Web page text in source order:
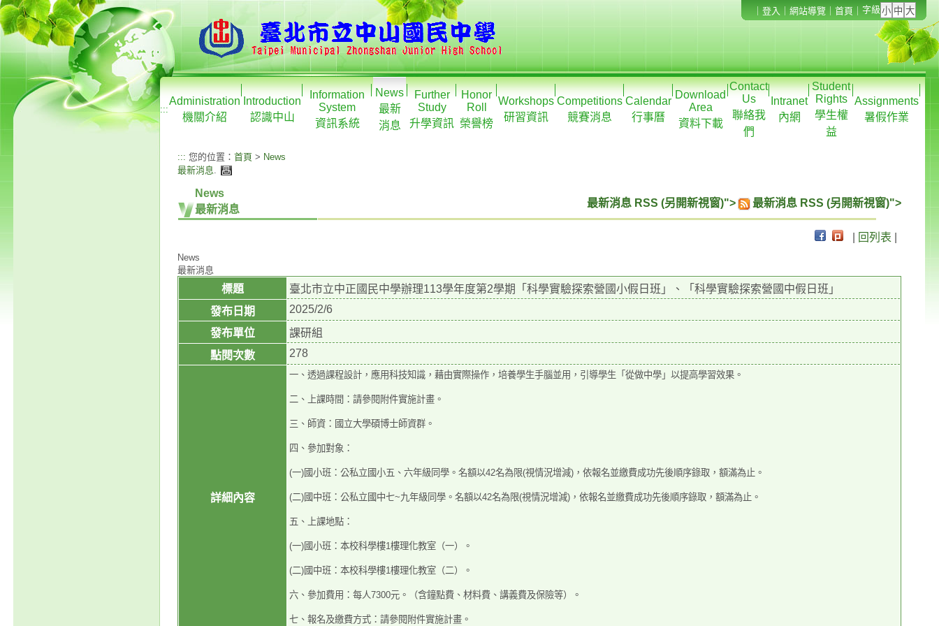
登入 網站導覽 首頁 字級
:::
Administration
機關介紹
Introduction
認識中山
Information
System
資訊系統
News
最新
消息
Further
Study
升學資訊
Honor
Roll
榮譽榜
Workshops
研習資訊
Competitions
競賽消息
Calendar
行事曆
Download
Area
資料下載
Contact
Us
聯絡我
們
Intranet
內網
Student
Rights
學生權
益
Assignments
暑假作業
::: 您的位置： 首頁 > News
最新消息.
News
最新消息
最新消息 RSS (另開新視窗)"> 最新消息 RSS (另開新視窗)">
回列表
News
最新消息
標題
臺北市立中正國民中學辦理113學年度第2學期「科學實驗探索營國小假日班」、「科學實驗探索營國中假日班」
發布日期
2025/2/6
發布單位
課研組
點閱次數
278
詳細內容
一、透過課程設計，應用科技知識，藉由實際操作，培養學生手腦並用，引導學生「從做中學」以提高學習效果。
二、上課時間：請參閱附件實施計畫。
三、師資：國立大學碩博士師資群。
四、參加對象：
(一)國小班：公私立國小五、六年級同學。名額以42名為限(視情況增減)，依報名並繳費成功先後順序錄取，額滿為止。
(二)國中班：公私立國中七~九年級同學。名額以42名為限(視情況增減)，依報名並繳費成功先後順序錄取，額滿為止。
五、上課地點：
(一)國小班：本校科學樓1樓理化教室（一）。
(二)國中班：本校科學樓1樓理化教室（二）。
六、參加費用：每人7300元。（含鐘點費、材料費、講義費及保險等）。
七、報名及繳費方式：請參閱附件實施計畫。